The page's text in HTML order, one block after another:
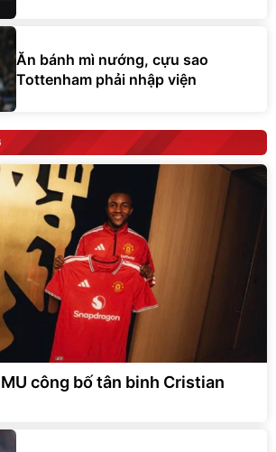
Ăn bánh mì nướng, cựu sao
Tottenham phải nhập viện
công bố tân binh Cristian